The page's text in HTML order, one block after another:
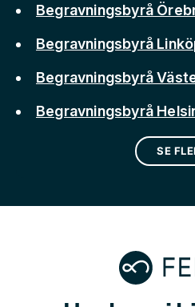
Begravningsbyrå
Begravningsbyrå
Begravningsbyrå
Begravningsbyrå
SE